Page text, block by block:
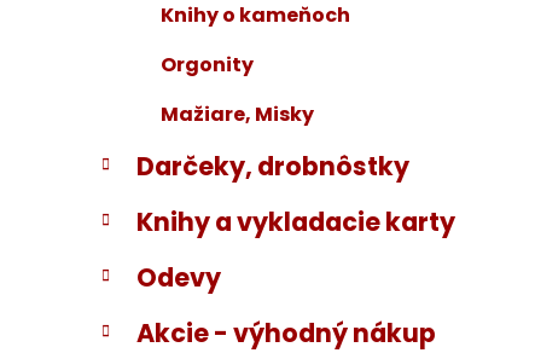
Knihy o kameňoch
Orgonity
Mažiare, Misky
Darčeky, drobnôstky
Knihy a vykladacie karty
Odevy
Akcie - výhodný nákup